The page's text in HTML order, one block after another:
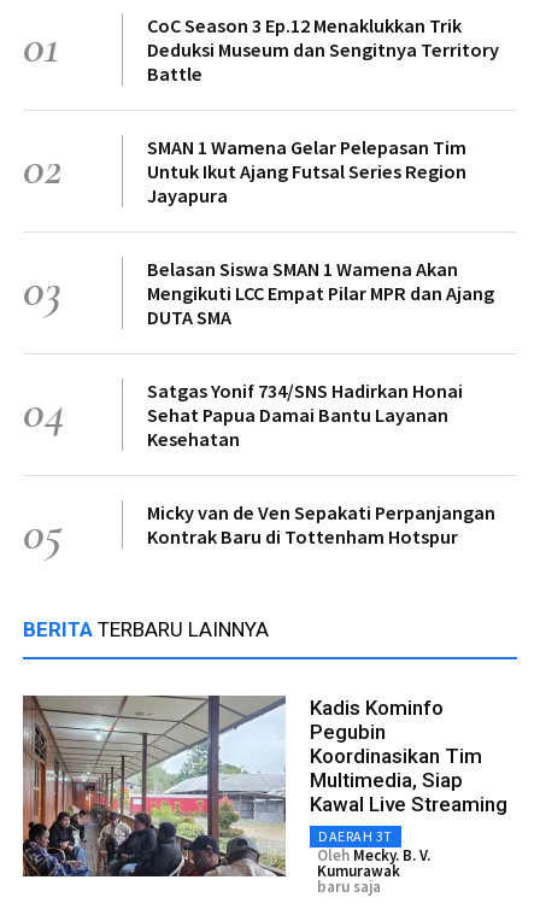
01
CoC Season 3 Ep.12 Menaklukkan Trik
Deduksi Museum dan Sengitnya Territory
Battle
02
SMAN 1 Wamena Gelar Pelepasan Tim
Untuk Ikut Ajang Futsal Series Region
Jayapura
03
Belasan Siswa SMAN 1 Wamena Akan
Mengikuti LCC Empat Pilar MPR dan Ajang
DUTA SMA
04
Satgas Yonif 734/SNS Hadirkan Honai
Sehat Papua Damai Bantu Layanan
Kesehatan
05
Micky van de Ven Sepakati Perpanjangan
Kontrak Baru di Tottenham Hotspur
BERITA TERBARU LAINNYA
Kadis Kominfo
Pegubin
Koordinasikan Tim
Multimedia, Siap
Kawal Live Streaming
DAERAH 3T
Oleh Mecky. B. V.
Kumurawak
baru saja